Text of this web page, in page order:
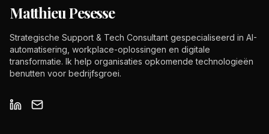
Matthieu Pesesse
Strategische Support & Tech Consultant gespecialiseerd in AI-
automatisering, workplace-oplossingen en digitale
transformatie. Ik help organisaties opkomende technologieën
benutten voor bedrijfsgroei.